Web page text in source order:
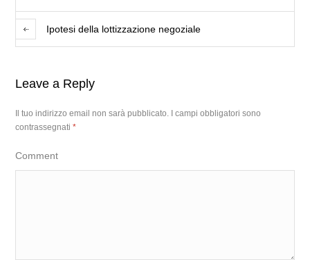
Ipotesi della lottizzazione negoziale
Leave a Reply
Il tuo indirizzo email non sarà pubblicato.
I campi obbligatori sono
contrassegnati*
Comment